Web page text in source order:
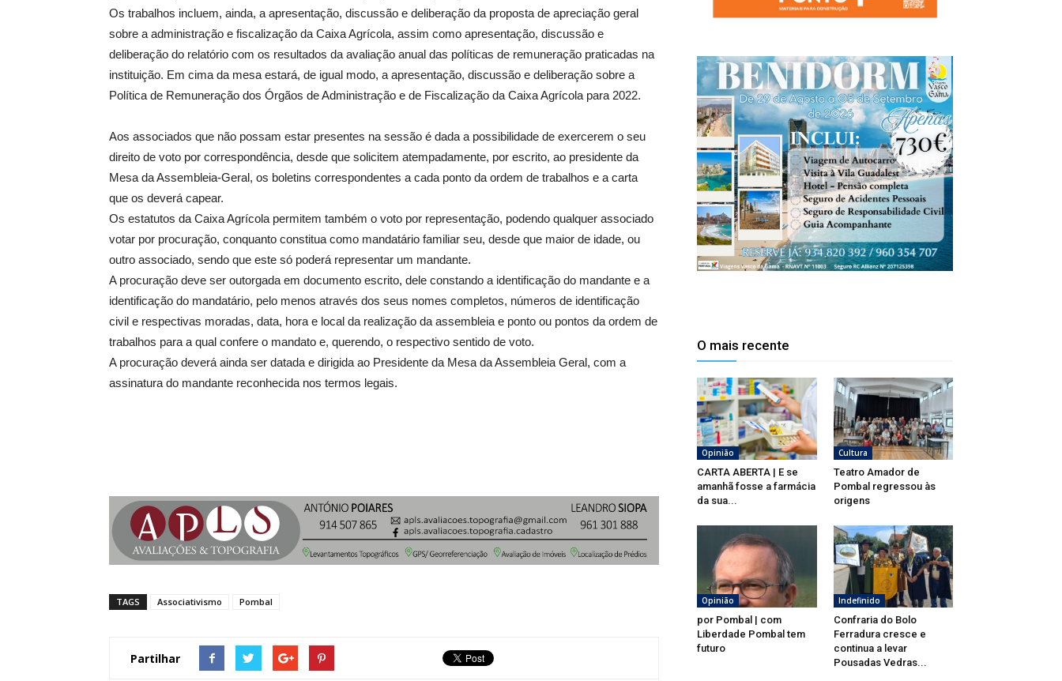
Os trabalhos incluem, ainda, a apresentação, discussão e deliberação da proposta de apreciação geral
sobre a administração e fiscalização da Caixa Agrícola, assim como apresentação, discussão e
deliberação do relatório com os resultados da avaliação anual das políticas de remuneração praticadas na
instituição. Em cima da mesa estará, de igual modo, a apresentação, discussão e deliberação sobre a
Política de Remuneração dos Órgãos de Administração e de Fiscalização da Caixa Agrícola para 2022.
Aos associados que não possam estar presentes na sessão é dada a possibilidade de exercerem o seu
direito de voto por correspondência, desde que solicitem atempadamente, por escrito, ao presidente da
Mesa da Assembleia-Geral, os boletins correspondentes a cada ponto da ordem de trabalhos e a carta
que os deverá capear.
Os estatutos da Caixa Agrícola permitem também o voto por representação, podendo qualquer associado
votar por procuração, conquanto constitua como mandatário familiar seu, desde que maior de idade, ou
outro associado, sendo que este só poderá representar um mandante.
A procuração deve ser outorgada em documento escrito, dele constando a identificação do mandante e a
identificação do mandatário, pelo menos através dos seus nomes completos, números de identificação
civil e respectivas moradas, data, hora e local da realização da assembleia e ponto ou pontos da ordem de
trabalhos para a qual confere o mandato e, querendo, o respectivo sentido de voto.
A procuração deverá ainda ser datada e dirigida ao Presidente da Mesa da Assembleia Geral, com a
assinatura do mandante reconhecida nos termos legais.
TAGS Associativismo Pombal
Partilhar
O mais recente
Opinião
CARTA ABERTA | E se
amanhã fosse a farmácia
da sua...
Cultura
Teatro Amador de
Pombal regressou às
origens
Opinião
por Pombal | com
Liberdade Pombal tem
futuro
Indefinido
Confraria do Bolo
Ferradura cresce e
continua a levar
Pousadas Vedras...